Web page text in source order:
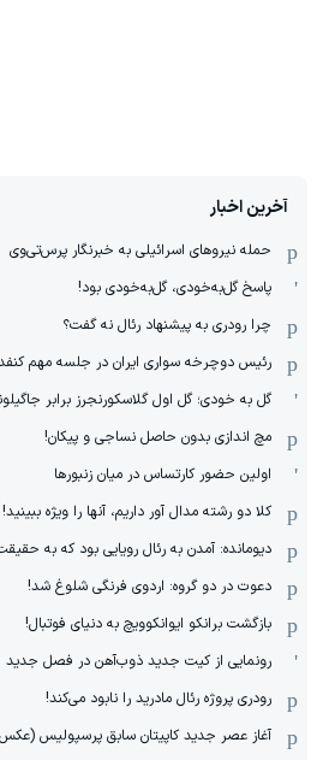
آخرین اخبار
حمله نیروهای اسرائیلی به خبرنگار پرس‌تی‌وی
پاسخ گل‌به‌خودی، گل‌به‌خودی بود!
چرا رودری به پیشنهاد رئال نه گفت؟
رئیس دوچرخه سواری ایران در جلسه مهم
گل به خودی؛ گل اول گلاسکورنجرز برابر
مچ اندازی بدون حاصل نساجی و پیکان!
اولین حضور کارتساس در میان زنبورها
کلا دو‌ رشته مدال آور داریم، آنها را ویژه ببینید!
دیومانده: آمدن به رئال رویایی بود که به
دعوت در دو گروه: اردوی فرنگی شلوغ شد!
بازگشت برانکو ایوانکوویچ به دنیای فوتبال!
رونمایی از کیت جدید ذوب‌آهن در فصل جدید
رودری پروژه رئال مادرید را نابود می‌کند!
آغاز عصر جدید کاپیتان سابق پرسپولیس